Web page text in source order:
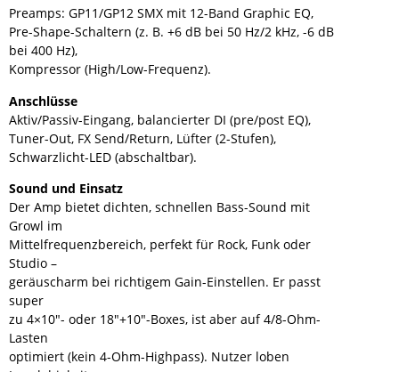
Preamps: GP11/GP12 SMX mit 12-Band Graphic EQ,
Pre-Shape-Schaltern (z. B. +6 dB bei 50 Hz/2 kHz, -6 dB
bei 400 Hz),
Kompressor (High/Low-Frequenz).
Anschlüsse
Aktiv/Passiv-Eingang, balancierter DI (pre/post EQ),
Tuner-Out, FX Send/Return, Lüfter (2-Stufen),
Schwarzlicht-LED (abschaltbar).
Sound und Einsatz
Der Amp bietet dichten, schnellen Bass-Sound mit
Growl im
Mittelfrequenzbereich, perfekt für Rock, Funk oder
Studio –
geräuscharm bei richtigem Gain-Einstellen. Er passt
super
zu 4×10″- oder 18″+10″-Boxes, ist aber auf 4/8-Ohm-
Lasten
optimiert (kein 4-Ohm-Highpass). Nutzer loben